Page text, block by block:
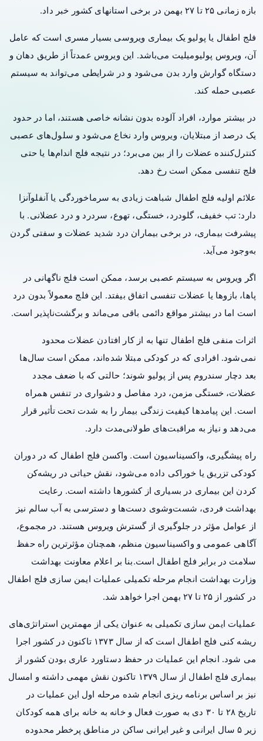
بازه زمانی ۲۵ تا ۲۷ بهمن در برخی استانهای کشور خبر داد.
فلج اطفال یا پولیو یک بیماری ویروسی بسیار مسری است که عامل
آن، ویروس پولیومیلیت می‌باشد. این ویروس عمدتاً از طریق دهان و
دستگاه گوارش وارد بدن می‌شود و در شرایطی می‌تواند به سیستم
عصبی حمله کند.
در بیشتر موارد، افراد آلوده بدون نشانه‌ خاصی هستند، اما در حدود
یک درصد از مبتلایان، ویروس وارد نخاع می‌شود و سلول‌های عصبی
کنترل‌کننده‌ عضلات را از بین می‌برد؛ در نتیجه فلج اندام‌ها یا حتی
فلج تنفسی ممکن است رخ دهد.
علائم اولیه فلج اطفال شباهت زیادی به سرماخوردگی یا آنفلوآنزا
دارد: تب خفیف، گلودرد، خستگی، تهوع، سردرد و درد عضلانی. با
پیشرفت بیماری، در برخی بیماران درد شدید عضلات و سفتی گردن
به‌وجود می‌آید.
اگر ویروس به سیستم عصبی برسد، ممکن است فلج ناگهانی در
پاها، بازوها یا عضلات تنفسی اتفاق بیفتد. این فلج معمولاً بدون درد
است اما در بیشتر مواقع دائمی باقی می‌ماند و برگشت‌ناپذیر است.
اثرات منفی فلج اطفال تنها به از کار افتادن عضلات محدود
نمی‌شود. افرادی که در کودکی مبتلا شده‌اند، ممکن است سال‌ها
بعد دچار سندروم پس از پولیو شوند؛ حالتی که با ضعف مجدد
عضلات، خستگی مزمن، درد مفاصل و دشواری در تنفس همراه
است. این پیامدها کیفیت زندگی بیمار را به شدت تحت تأثیر قرار
می‌دهد و نیاز به مراقبت‌های طولانی‌مدت دارد.
راه پیشگیری، واکسیناسیون است. واکسن فلج اطفال که در دوران
کودکی تزریق یا خوراکی داده می‌شود، نقش حیاتی در ریشه‌کن
کردن این بیماری در بسیاری از کشورها داشته است. رعایت
بهداشت فردی، شست‌وشوی دست‌ها و دسترسی به آب سالم نیز
از عوامل مؤثر در جلوگیری از گسترش ویروس هستند. در مجموع،
آگاهی عمومی و واکسیناسیون منظم، همچنان مؤثرترین راه حفظ
سلامت در برابر فلج اطفال است.بنا بر اعلام معاونت بهداشت
وزارت بهداشت انجام مرحله تکمیلی عملیات ایمن سازی فلج اطفال
در کشور از ۲۵ تا ۲۷ بهمن اجرا خواهد شد.
عملیات ایمن سازی تکمیلی به عنوان یکی از مهمترین استراتژی‌های
ریشه کنی فلج اطفال است که از سال ۱۳۷۳ تاکنون در کشور اجرا
می شود. انجام این عملیات در حفظ دستاورد عاری بودن کشور از
بیماری فلج اطفال از سال ۱۳۷۹ تاکنون نقش مهمی داشته و امسال
نیز بر اساس برنامه ریزی انجام شده مرحله اول این عملیات در
تاریخ ۲۸ تا ۳۰ دی به صورت فعال و خانه به خانه برای همه کودکان
زیر ۵ سال ایرانی و غیر ایرانی ساکن در مناطق پرخطر محدوده